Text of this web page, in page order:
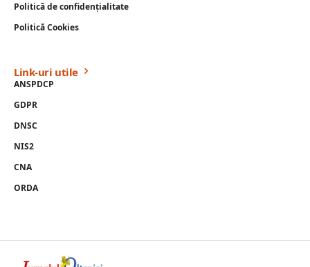
Politică de confidențialitate
Politică Cookies
Link-uri utile
ANSPDCP
GDPR
DNSC
NIS2
CNA
ORDA